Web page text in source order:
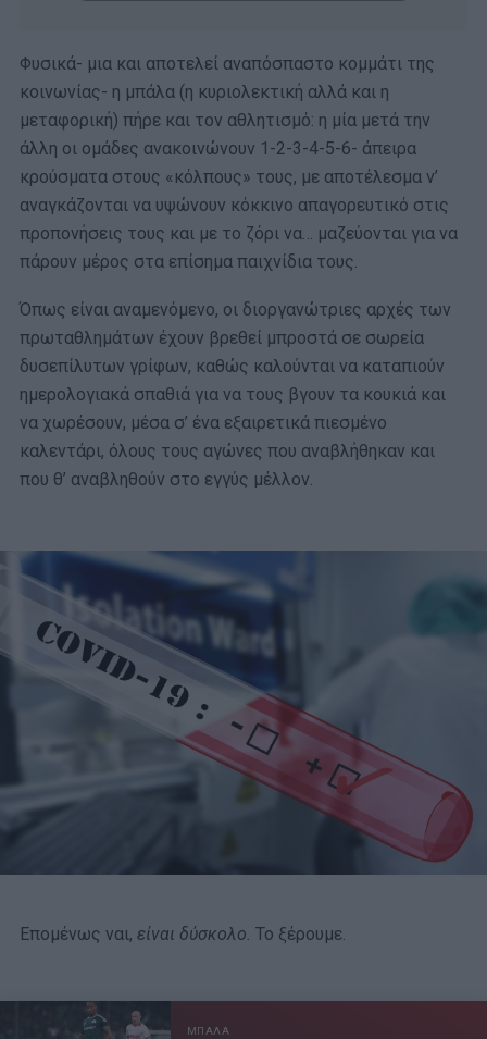
Φυσικά- μια και αποτελεί αναπόσπαστο κομμάτι της
κοινωνίας- η μπάλα (η κυριολεκτική αλλά και η
μεταφορική) πήρε και τον αθλητισμό: η μία μετά την
άλλη οι ομάδες ανακοινώνουν 1-2-3-4-5-6- άπειρα
κρούσματα στους «κόλπους» τους, με αποτέλεσμα ν’
αναγκάζονται να υψώνουν κόκκινο απαγορευτικό στις
προπονήσεις τους και με το ζόρι να… μαζεύονται για να
πάρουν μέρος στα επίσημα παιχνίδια τους.
Όπως είναι αναμενόμενο, οι διοργανώτριες αρχές των
πρωταθλημάτων έχουν βρεθεί μπροστά σε σωρεία
δυσεπίλυτων γρίφων, καθώς καλούνται να καταπιούν
ημερολογιακά σπαθιά για να τους βγουν τα κουκιά και
να χωρέσουν, μέσα σ’ ένα εξαιρετικά πιεσμένο
καλεντάρι, όλους τους αγώνες που αναβλήθηκαν και
που θ’ αναβληθούν στο εγγύς μέλλον.
Επομένως ναι, είναι δύσκολο. Το ξέρουμε.
ΜΠΑΛΑ